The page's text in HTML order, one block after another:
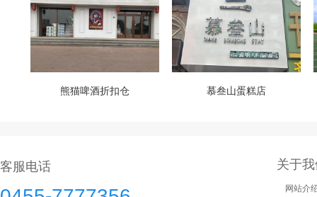
熊猫啤酒折扣仓 慕叁山蛋糕店
客服电话 关于
网站介